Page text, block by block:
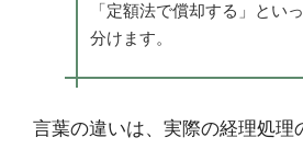
「定額法で償却する」とい
分けます。
言葉の違いは、実際の経理処理